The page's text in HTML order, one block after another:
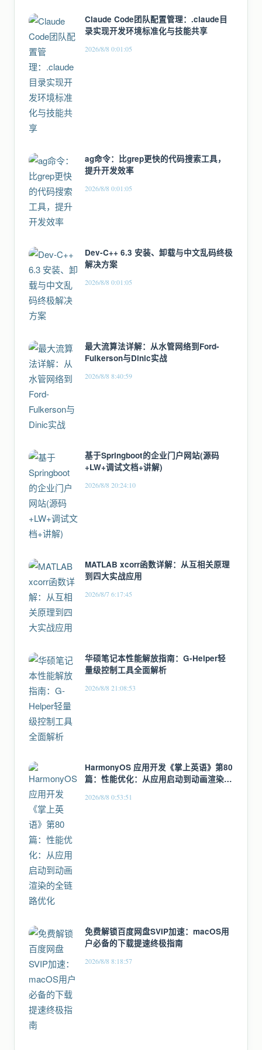
Claude Code团队配置管理：.claude目
录实现开发环境标准化与技能共享
2026/8/8 0:01:05
ag命令：比grep更快的代码搜索工具，
提升开发效率
2026/8/8 0:01:05
Dev-C++ 6.3 安装、卸载与中文乱码终极
解决方案
2026/8/8 0:01:05
最大流算法详解：从水管网络到Ford-
Fulkerson与Dinic实战
2026/8/8 8:40:59
基于Springboot的企业门户网站(源码
+LW+调试文档+讲解)
2026/8/8 20:24:10
MATLAB xcorr函数详解：从互相关原理
到四大实战应用
2026/8/7 6:17:45
华硕笔记本性能解放指南：G-Helper轻
量级控制工具全面解析
2026/8/8 21:08:53
HarmonyOS 应用开发《掌上英语》第80
篇：性能优化：从应用启动到动画渲染的
2026/8/8 0:53:51
免费解锁百度网盘SVIP加速：macOS用
户必备的下载提速终极指南
2026/8/8 8:18:57